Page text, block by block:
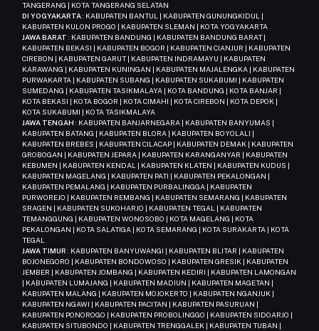
TANGERANG | KOTA TANGERANG SELATAN
DI YOGYAKARTA: KABUPATEN BANTUL | KABUPATEN GUNUNGKIDUL |
KABUPATEN KULON PROGO | KABUPATEN SLEMAN | KOTA YOGYAKARTA
JAWA BARAT : KABUPATEN BANDUNG | KABUPATEN BANDUNG BARAT |
KABUPATEN BEKASI | KABUPATEN BOGOR | KABUPATEN CIANJUR | KABUPATEN
CIREBON | KABUPATEN GARUT | KABUPATEN INDRAMAYU | KABUPATEN
KARAWANG | KABUPATEN KUNINGAN | KABUPATEN MAJALENGKA | KABUPATEN
PURWAKARTA | KABUPATEN SUBANG | KABUPATEN SUKABUMI | KABUPATEN
SUMEDANG | KABUPATEN TASIKMALAYA | KOTA BANDUNG | KOTA BANJAR |
KOTA BEKASI | KOTA BOGOR | KOTA CIMAHI | KOTA CIREBON | KOTA DEPOK |
KOTA SUKABUMI | KOTA TASIKMALAYA
JAWA TENGAH : KABUPATEN BANJARNEGARA | KABUPATEN BANYUMAS |
KABUPATEN BATANG | KABUPATEN BLORA | KABUPATEN BOYOLALI |
KABUPATEN BREBES | KABUPATEN CILACAP | KABUPATEN DEMAK | KABUPATEN
GROBOGAN | KABUPATEN JEPARA | KABUPATEN KARANGANYAR | KABUPATEN
KEBUMEN | KABUPATEN KENDAL | KABUPATEN KLATEN | KABUPATEN KUDUS |
KABUPATEN MAGELANG | KABUPATEN PATI | KABUPATEN PEKALONGAN |
KABUPATEN PEMALANG | KABUPATEN PURBALINGGA | KABUPATEN
PURWOREJO | KABUPATEN REMBANG | KABUPATEN SEMARANG | KABUPATEN
SRAGEN | KABUPATEN SUKOHARJO | KABUPATEN TEGAL | KABUPATEN
TEMANGGUNG | KABUPATEN WONOSOBO | KOTA MAGELANG | KOTA
PEKALONGAN | KOTA SALATIGA | KOTA SEMARANG | KOTA SURAKARTA | KOTA
TEGAL
JAWA TIMUR : KABUPATEN BANYUWANGI | KABUPATEN BLITAR | KABUPATEN
BOJONEGORO | KABUPATEN BONDOWOSO | KABUPATEN GRESIK | KABUPATEN
JEMBER | KABUPATEN JOMBANG | KABUPATEN KEDIRI | KABUPATEN LAMONGAN
| KABUPATEN LUMAJANG | KABUPATEN MADIUN | KABUPATEN MAGETAN |
KABUPATEN MALANG | KABUPATEN MOJOKERTO | KABUPATEN NGANJUK |
KABUPATEN NGAWI | KABUPATEN PACITAN | KABUPATEN PASURUAN |
KABUPATEN PONOROGO | KABUPATEN PROBOLINGGO | KABUPATEN SIDOARJO |
KABUPATEN SITUBONDO | KABUPATEN TRENGGALEK | KABUPATEN TUBAN |